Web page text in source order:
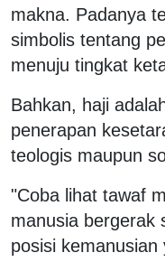
makna. Padanya
simbolis tentang
menuju tingkat
Bahkan, haji
penerapan
teologis maupun
"Coba lihat tawaf
manusia bergerak
posisi